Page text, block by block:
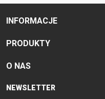
INFORMACJE
PRODUKTY
O NAS
NEWSLETTER